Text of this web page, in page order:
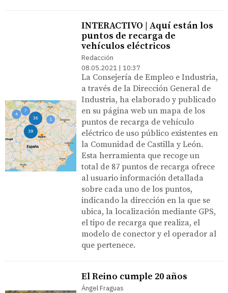
INTERACTIVO | Aquí están los
puntos de recarga de
vehículos eléctricos
Redacción
08.05.2021 | 10:37
La Consejería de Empleo e Industria,
a través de la Dirección General de
Industria, ha elaborado y publicado
en su página web un mapa de los
puntos de recarga de vehículo
eléctrico de uso público existentes en
la Comunidad de Castilla y León.
Esta herramienta que recoge un
total de 87 puntos de recarga ofrece
al usuario información detallada
sobre cada uno de los puntos,
indicando la dirección en la que se
ubica, la localización mediante GPS,
el tipo de recarga que realiza, el
modelo de conector y el operador al
que pertenece.
El Reino cumple 20 años
Ángel Fraguas